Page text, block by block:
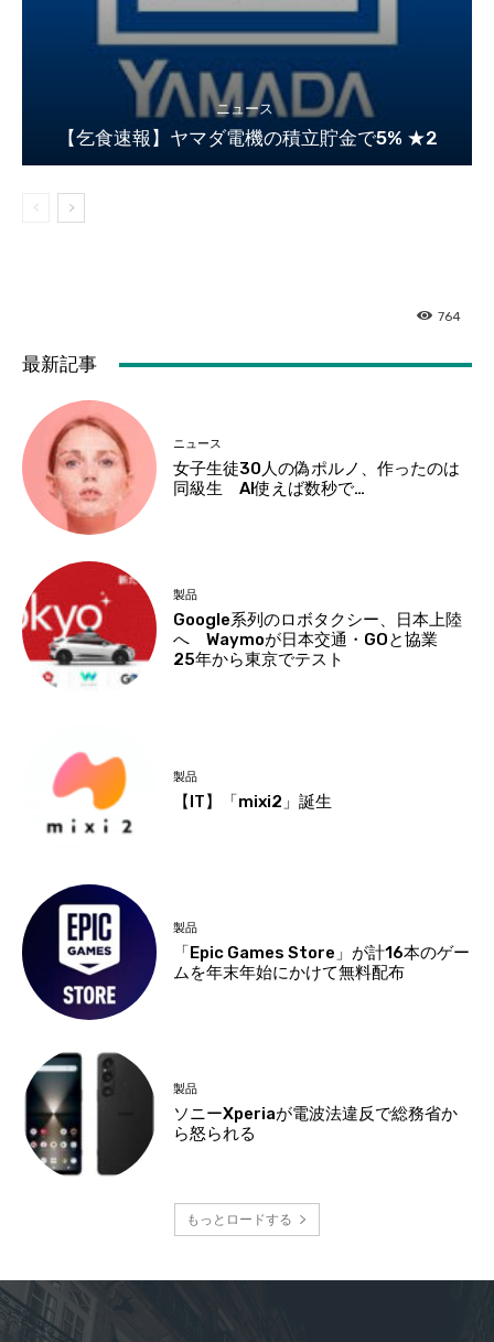
ニュース
【乞食速報】ヤマダ電機の積立貯金で5% ★2
764
最新記事
ニュース
女子生徒30人の偽ポルノ、作ったのは
同級生 AI使えば数秒で…
製品
Google系列のロボタクシー、日本上陸
へ Waymoが日本交通・GOと協業
25年から東京でテスト
製品
【IT】「mixi2」誕生
製品
「Epic Games Store」が計16本のゲー
ムを年末年始にかけて無料配布
製品
ソニーXperiaが電波法違反で総務省か
ら怒られる
もっとロードする